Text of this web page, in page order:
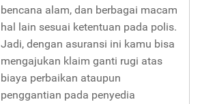
bencana alam, dan berbagai macam
hal lain sesuai ketentuan pada polis.
Jadi, dengan asuransi ini kamu bisa
mengajukan klaim ganti rugi atas
biaya perbaikan ataupun
penggantian pada penyedia